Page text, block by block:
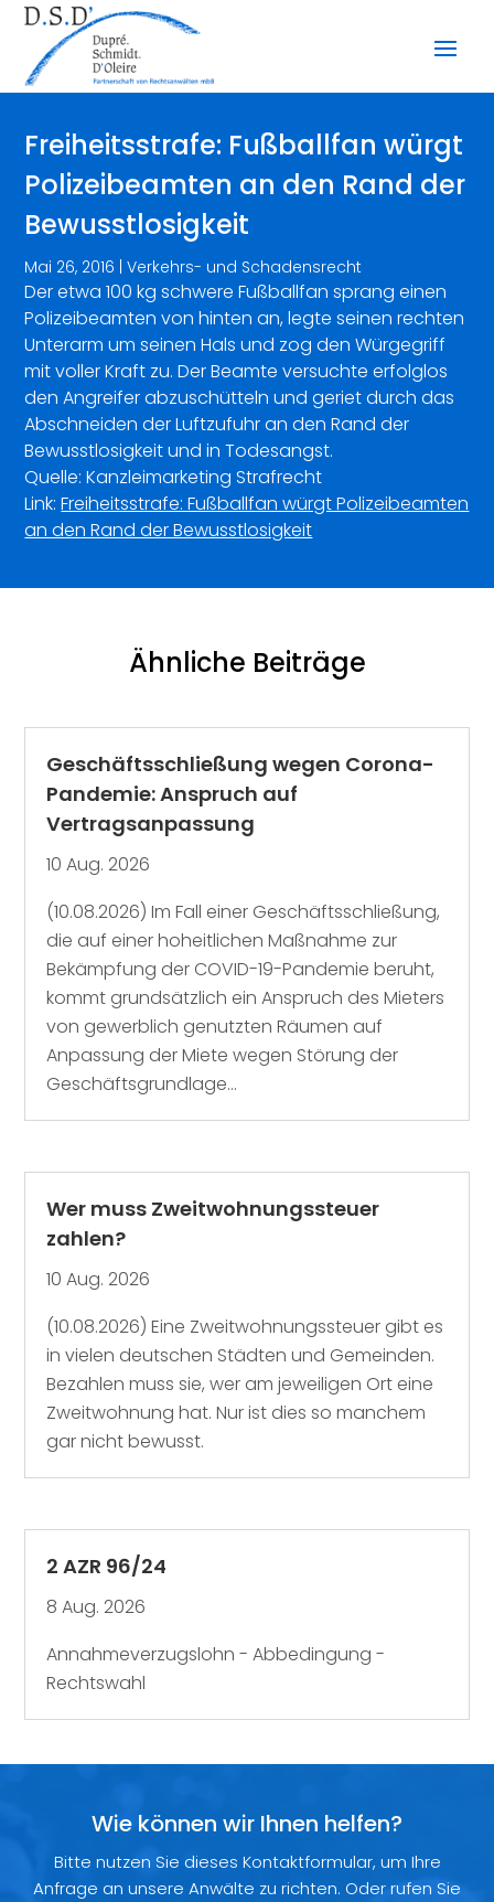
Freiheitsstrafe: Fußballfan würgt
Polizeibeamten an den Rand der
Bewusstlosigkeit
Mai 26, 2016 |Verkehrs- und Schadensrecht
Der etwa 100 kg schwere Fußballfan sprang einen
Polizeibeamten von hinten an, legte seinen rechten
Unterarm um seinen Hals und zog den Würgegriff
mit voller Kraft zu. Der Beamte versuchte erfolglos
den Angreifer abzuschütteln und geriet durch das
Abschneiden der Luftzufuhr an den Rand der
Bewusstlosigkeit und in Todesangst.
Quelle: Kanzleimarketing Strafrecht
Link:Freiheitsstrafe: Fußballfan würgt Polizeibeamten
an den Rand der Bewusstlosigkeit
Ähnliche Beiträge
Geschäftsschließung wegen Corona-
Pandemie: Anspruch auf
Vertragsanpassung
10 Aug. 2026
(10.08.2026) Im Fall einer Geschäftsschließung,
die auf einer hoheitlichen Maßnahme zur
Bekämpfung der COVID-19-Pandemie beruht,
kommt grundsätzlich ein Anspruch des Mieters
von gewerblich genutzten Räumen auf
Anpassung der Miete wegen Störung der
Geschäftsgrundlage...
Wer muss Zweitwohnungssteuer
zahlen?
10 Aug. 2026
(10.08.2026) Eine Zweitwohnungssteuer gibt es
in vielen deutschen Städten und Gemeinden.
Bezahlen muss sie, wer am jeweiligen Ort eine
Zweitwohnung hat. Nur ist dies so manchem
gar nicht bewusst.
2 AZR 96/24
8 Aug. 2026
Annahmeverzugslohn - Abbedingung -
Rechtswahl
Wie können wir Ihnen helfen?
Bitte nutzen Sie dieses Kontaktformular, um Ihre
Anfrage an unsere Anwälte zu richten. Oder rufen Sie